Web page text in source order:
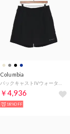
Columbia
￥4,936
18%OFF